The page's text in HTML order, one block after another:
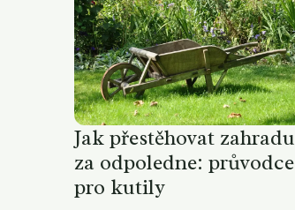
Jak přestěhovat zahradu
za odpoledne: průvodce
pro kutily